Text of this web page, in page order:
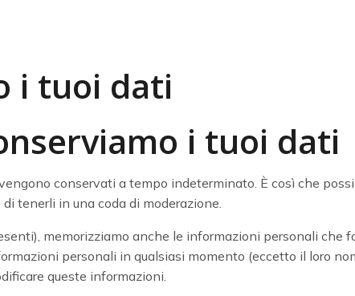
i tuoi dati
i tuoi dati
conservati a tempo indeterminato. È così che
tenerli in una coda di moderazione.
memorizziamo anche le informazioni personali che
personali in qualsiasi momento (eccetto il loro
queste informazioni.